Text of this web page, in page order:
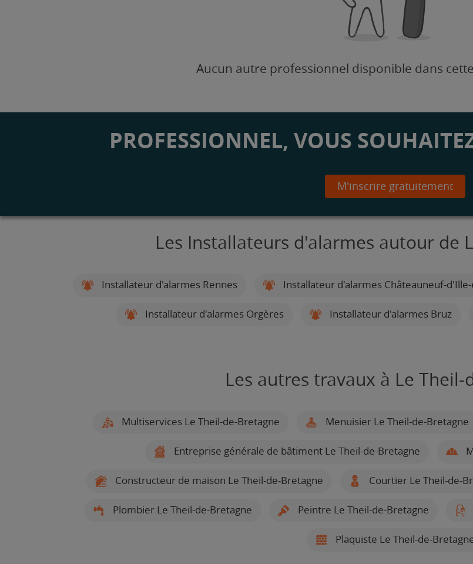
Aucun autre professionnel disponible dans
PROFESSIONNEL, VOUS
M'inscrire gratuitement
Les Installateurs d'alarmes autour de
Installateur d'alarmes Rennes Installateur d'alarmes Châteauneuf-
Installateur d'alarmes Orgères Installateur d'alarmes Bruz
Les autres travaux à Le Theil-
Multiservices Le Theil-de-Bretagne Menuisier Le Theil-de-Bretagne
Entreprise générale de bâtiment Le Theil-de-Bretagne
Constructeur de maison Le Theil-de-Bretagne Courtier Le Theil-de-
Plombier Le Theil-de-Bretagne Peintre Le Theil-de-Bretagne
Plaquiste Le Theil-de-